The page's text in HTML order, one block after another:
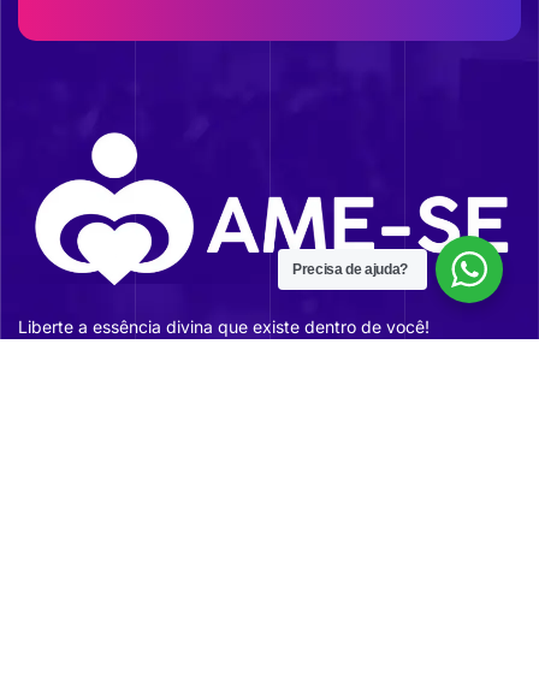
Liberte a essência divina que existe dentro de você!
Precisa de ajuda?